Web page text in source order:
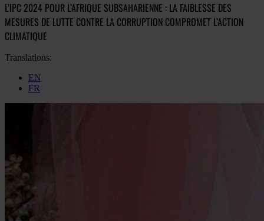
L’IPC 2024 POUR L’AFRIQUE SUBSAHARIENNE : LA FAIBLESSE DES
MESURES DE LUTTE CONTRE LA CORRUPTION COMPROMET L’ACTION
CLIMATIQUE
Translations:
EN
FR